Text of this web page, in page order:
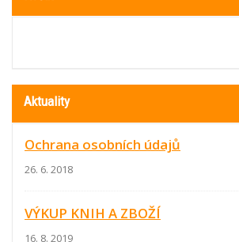
Aktuality
Ochrana osobních údajů
26. 6. 2018
VÝKUP KNIH A ZBOŽÍ
16. 8. 2019